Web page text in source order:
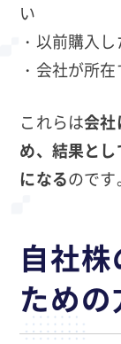
い
・以前購入
・会社が所
これらは会社
め、結果と
になるのです
自社
ため